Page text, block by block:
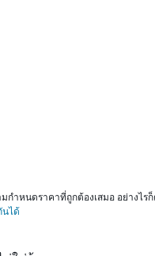
มกำหนดราคาที่ถูกต้องเสมอ อย่างไร
นได้